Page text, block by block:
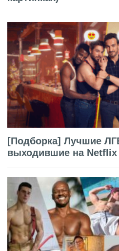
[Подборка] Лучшие
выходившие на Netflix